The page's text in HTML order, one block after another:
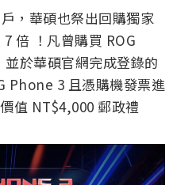
，華碩也祭出回購獨家
倍 ！凡曾購買 ROG
於華碩官網完成登錄的
Phone 3 且憑購機發票進
值 NT$4,000 郵政禮